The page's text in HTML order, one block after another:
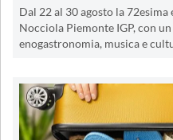
Dal 22 al 30 agosto la
Nocciola Piemonte IGP, con
enogastronomia, musica e